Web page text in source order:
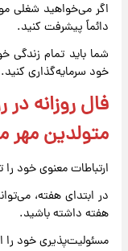
اگر می‌خواهید شغلی
دائماً پیشرفت کنید.
شما باید تمام زندگی
خود سرمایه‌گذاری کنید.
متولدین مهر
ارتباطات معنوی خود را
در ابتدای هفته،
هفته داشته باشید.
مسئولیت‌پذیری خود را